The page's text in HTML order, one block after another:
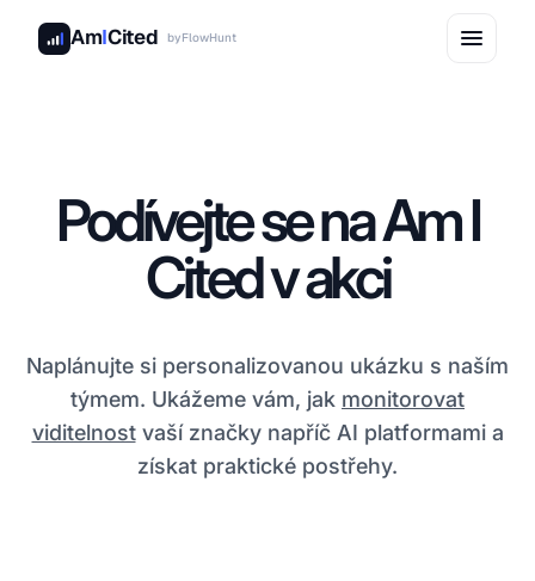
AmICited byFlowHunt
Podívejte se na Am I
Cited v akci
Naplánujte si personalizovanou ukázku s naším
týmem. Ukážeme vám, jak monitorovat
viditelnostvaší značky napříč AI platformami a
získat praktické postřehy.